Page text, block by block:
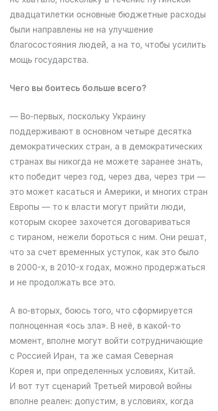
двадцатилетки основные бюджетные расходы
были направлены не на улучшение
благосостояния людей, а на то, чтобы усилить
мощь государства.
Чего вы боитесь больше всего?
— Во-первых, поскольку Украину
поддерживают в основном четыре десятка
демократических стран, а в демократических
странах вы никогда не можете заранее знать,
кто победит через год, через два, через три —
это может касаться и Америки, и многих стран
Европы — то к власти могут прийти люди,
которым скорее захочется договариваться
с тираном, нежели бороться с ним. Они решат,
что за счет временных уступок, как это было
в 2000-х, в 2010-х годах, можно продержаться
и не продолжать все это.
А во-вторых, боюсь того, что сформируется
полноценная «ось зла». В неё, в какой-то
момент, вполне могут войти сотрудничающие
с Россией Иран, та же самая Северная
Корея и, при определенных условиях, Китай.
И вот тут сценарий Третьей мировой войны
вполне реален: допустим, в условиях, когда